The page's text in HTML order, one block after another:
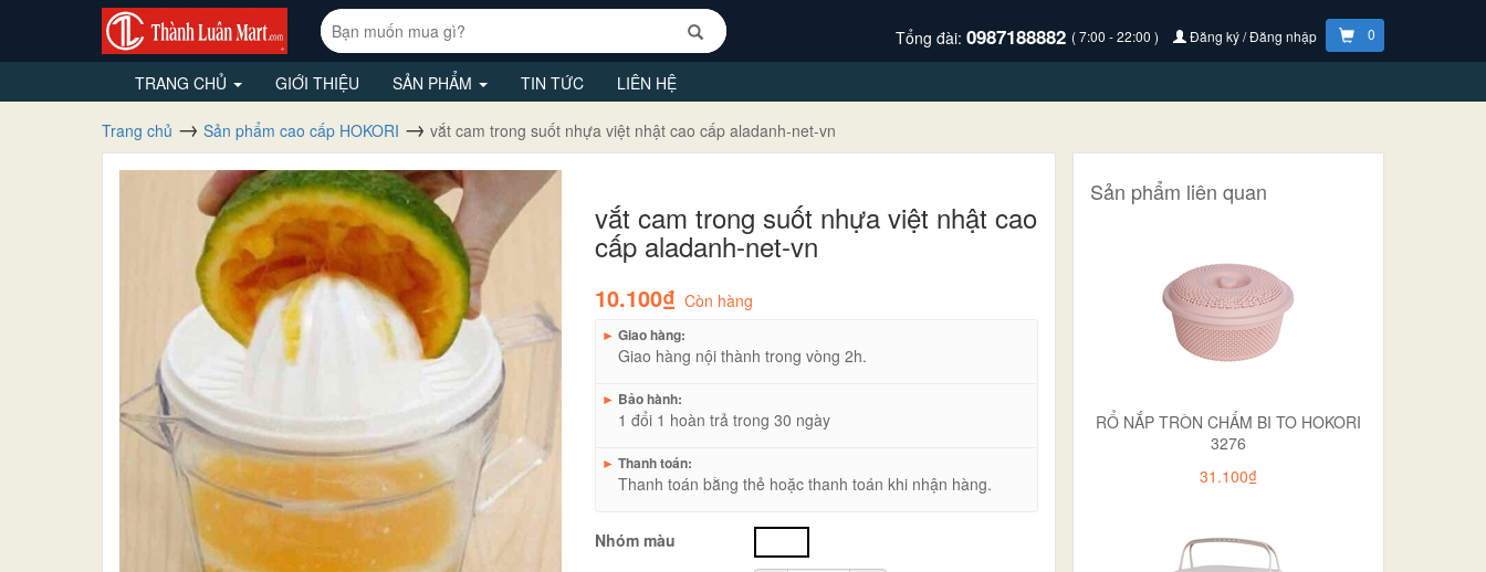
Tổng đài: 0987188882 ( 7:00 - 22:00 ) Đăng ký / Đăng nhập 0
TRANG CHỦ GIỚI THIỆU SẢN PHẨM TIN TỨC LIÊN HỆ
Trang chủ Sản phẩm cao cấp HOKORI vắt cam trong suốt nhựa việt nhật cao cấp aladanh-net-vn
vắt cam trong suốt nhựa việt nhật cao
cấp aladanh-net-vn
10.100₫ Còn hàng
► Giao hàng:
Giao hàng nội thành trong vòng 2h.
► Bảo hành:
1 đổi 1 hoàn trả trong 30 ngày
► Thanh toán:
Thanh toán bằng thẻ hoặc thanh toán khi nhận hàng.
Nhóm màu
Sản phẩm liên quan
RỔ NẮP TRÒN CHẤM BI TO HOKORI
3276
31.100₫